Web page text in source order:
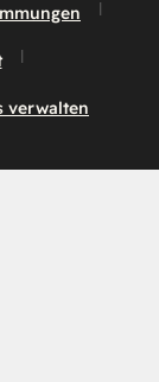
verwalten